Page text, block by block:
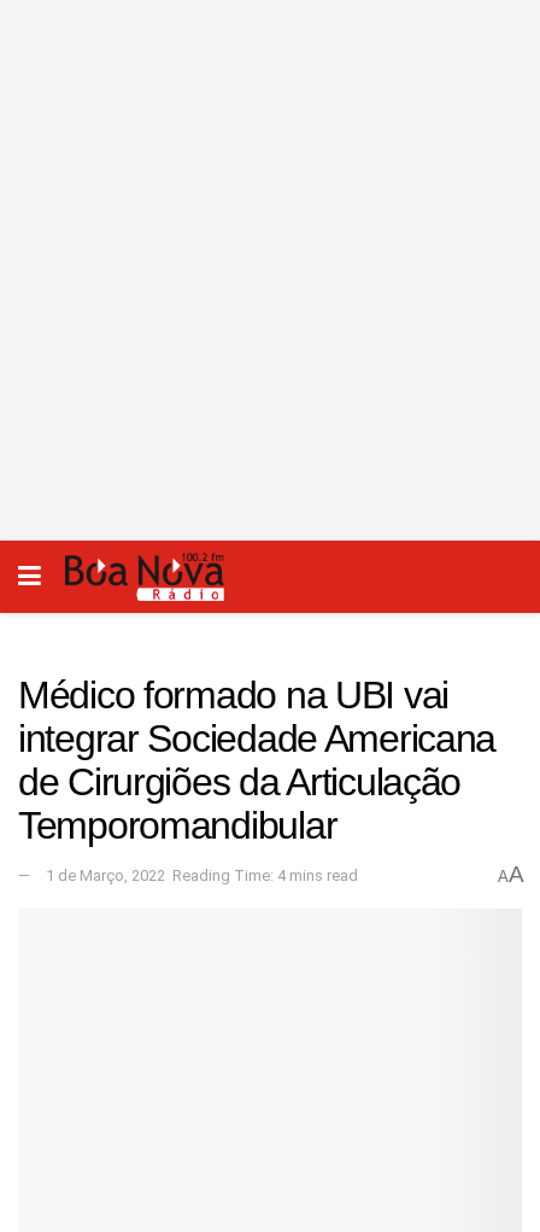
Médico formado na UBI vai
integrar Sociedade Americana
de Cirurgiões da Articulação
Temporomandibular
1 de Março, 2022 Reading Time: 4 mins read AA